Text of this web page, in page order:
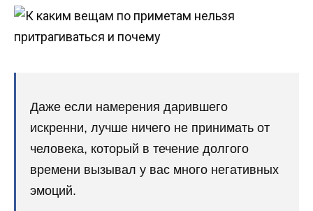
Даже если намерения дарившего
искренни, лучше ничего не принимать от
человека, который в течение долгого
времени вызывал у вас много негативных
эмоций.